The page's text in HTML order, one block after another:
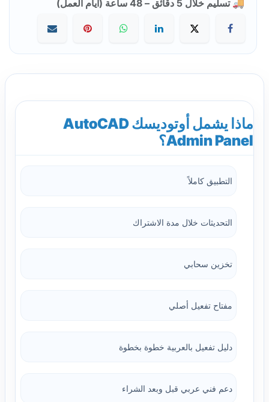
🚚 تسليم خلال 5 دقائق – 48 ساعة (أيام العمل)
ماذا يشمل أوتوديسك AutoCAD
Admin Panel؟
التطبيق كاملاً
التحديثات خلال مدة الاشتراك
تخزين سحابي
مفتاح تفعيل أصلي
دليل تفعيل بالعربية خطوة بخطوة
دعم فني عربي قبل وبعد الشراء